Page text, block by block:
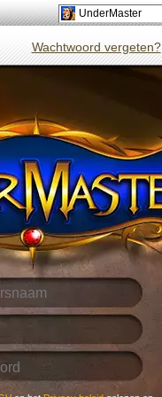
UnderMaster
Wachtwoord vergeten?